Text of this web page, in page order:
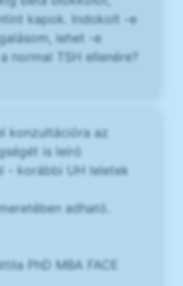
kapok. Indokolt -e
lehet -e
normal TSH ellenére?
konzultációra az
is leíró
- korábbi UH leletek
adható.
PhD MBA FACE